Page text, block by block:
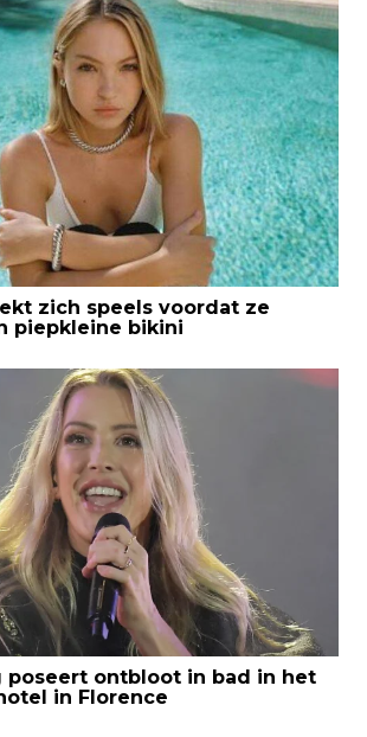
zich speels voordat ze
piepkleine bikini
poseert ontbloot in bad in het
in Florence